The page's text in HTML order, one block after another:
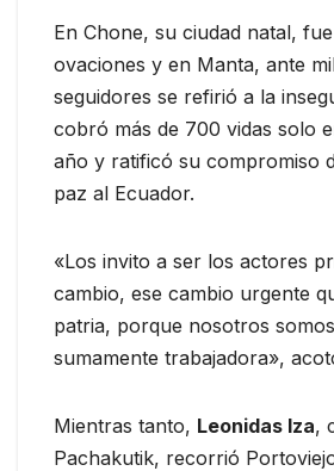
En Chone, su ciudad natal,
ovaciones y en Manta, ante
seguidores se refirió a la
cobró más de 700 vidas solo
año y ratificó su compromiso
paz al Ecuador.
«Los invito a ser los actores
cambio, ese cambio urgente
patria, porque nosotros
sumamente trabajadora»,
Mientras tanto, Leonidas Iza,
Pachakutik, recorrió